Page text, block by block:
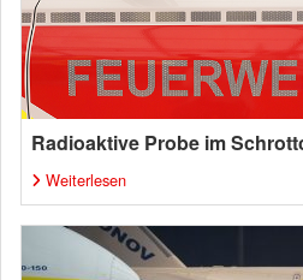
Radioaktive Probe im
Weiterlesen